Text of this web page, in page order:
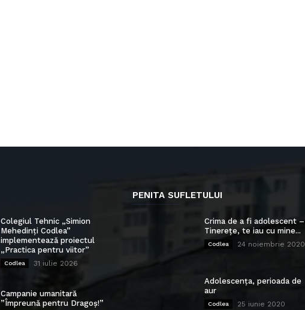
Colegiul Tehnic „Simion
Mehedinți Codlea”
implementează proiectul
„Practica pentru viitor”
Codlea 31 iulie 2026
Campanie umanitară
”Împreună pentru Dragoș!”
PENITA SUFLETULUI
Crima de a fi adolescent –
Tinerețe, te iau cu mine...
Codlea 24 noiembrie 2020
Adolescența, perioada de
aur
Codlea 25 iunie 2020